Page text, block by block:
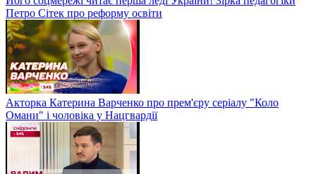
Петро Сітек про реформу освіти
Акторка Катерина Варченко про прем'єру серіалу "Коло
Омани" і чоловіка у Нацгвардії